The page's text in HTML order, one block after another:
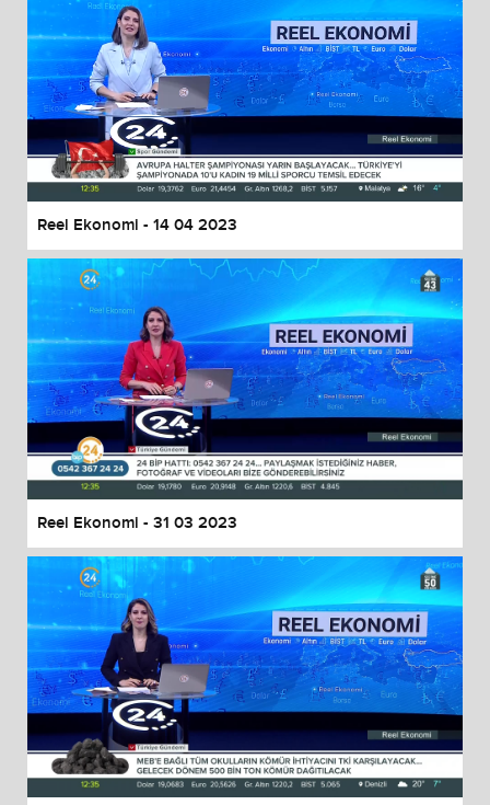
Reel Ekonomi - 14 04 2023
Reel Ekonomi - 31 03 2023